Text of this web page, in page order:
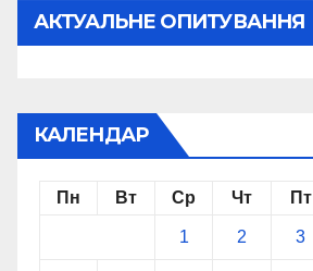
АКТУАЛЬНЕ ОПИТУВАННЯ
КАЛЕНДАР
Пн Вт Ср Чт Пт
1 2 3